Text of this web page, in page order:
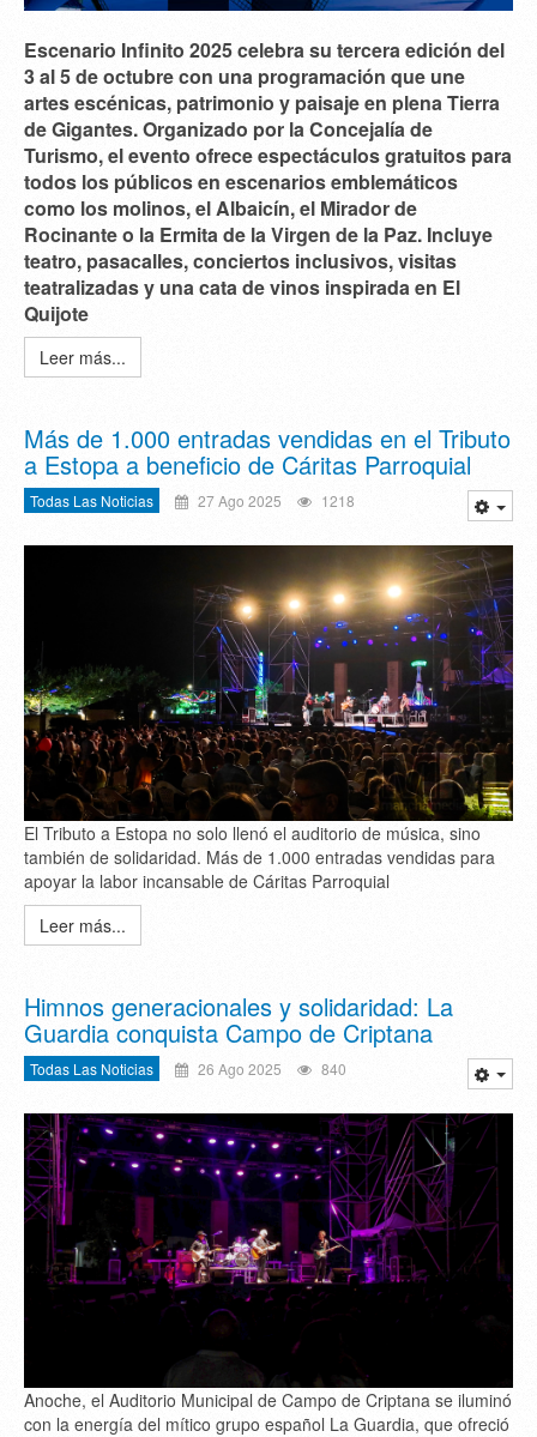
Escenario Infinito 2025 celebra su tercera edición del
3 al 5 de octubre con una programación que une
artes escénicas, patrimonio y paisaje en plena Tierra
de Gigantes. Organizado por la Concejalía de
Turismo, el evento ofrece espectáculos gratuitos para
todos los públicos en escenarios emblemáticos
como los molinos, el Albaicín, el Mirador de
Rocinante o la Ermita de la Virgen de la Paz. Incluye
teatro, pasacalles, conciertos inclusivos, visitas
teatralizadas y una cata de vinos inspirada en El
Quijote
Leer más...
Más de 1.000 entradas vendidas en el Tributo
a Estopa a beneficio de Cáritas Parroquial
Todas Las Noticias 27 Ago 2025 1218
El Tributo a Estopa no solo llenó el auditorio de música, sino
también de solidaridad. Más de 1.000 entradas vendidas para
apoyar la labor incansable de Cáritas Parroquial
Leer más...
Himnos generacionales y solidaridad: La
Guardia conquista Campo de Criptana
Todas Las Noticias 26 Ago 2025 840
Anoche, el Auditorio Municipal de Campo de Criptana se iluminó
con la energía del mítico grupo español La Guardia, que ofreció